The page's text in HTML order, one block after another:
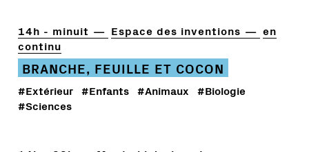
14h - minuit Espace des inventions
en
continu
BRANCHE, FEUILLE ET COCON
#Extérieur #Enfants #Animaux #Biologie
#Sciences